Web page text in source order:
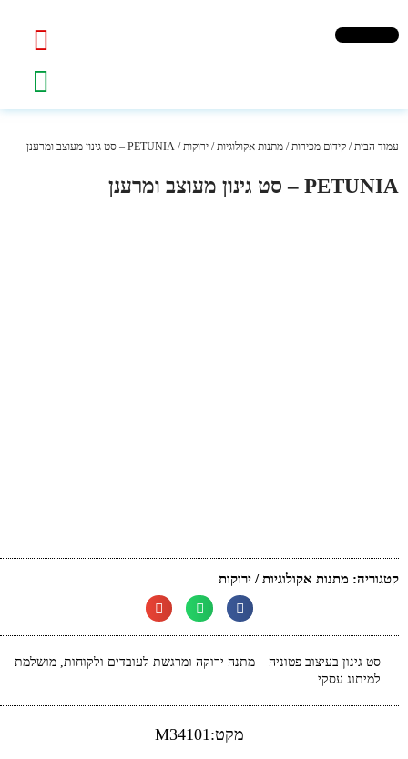
עמוד הבית/ קידום מכירות/ מתנות אקולוגיות / ירוקות/ PETUNIA – סט גינון מעוצב ומרענן
PETUNIA – סט גינון מעוצב ומרענן
קטגוריה: מתנות אקולוגיות / ירוקות
סט גינון בעיצוב פטוניה – מתנה ירוקה ומרגשת לעובדים ולקוחות, מושלמת
למיתוג עסקי.
מקט:M34101